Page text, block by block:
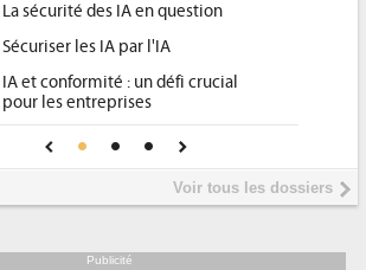
2
DEE, une pression administrative
place pour répondre à...
Phocea DC dans les cordes pour la
DEE
Interview de Fabrice Coquio,
président de Digital Realty...
soutient les...
Voir tous les dossiers
Publicité